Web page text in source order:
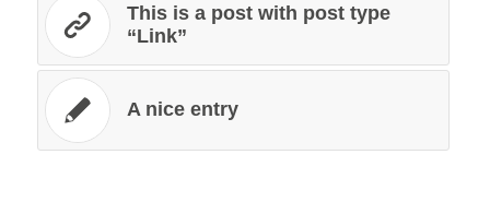
This is a post with post type
“Link”
A nice entry